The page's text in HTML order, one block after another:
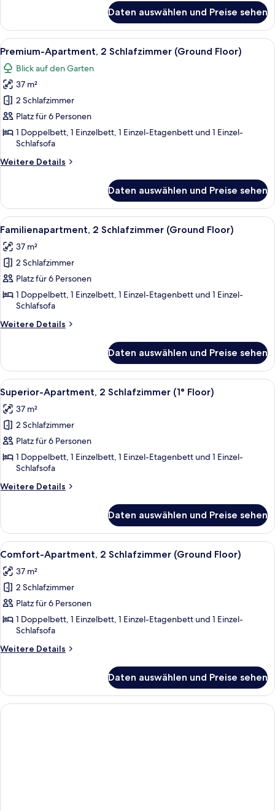
anzeigen
Apartment,
2 Schlafzimmer
(Easy
Floor)
Daten auswählen und Preise sehen
Alle
Fotos
für
Premium-
Apartment,
2 Schlafzimmer
(Ground
Floor)
anzeigen
Ein Hotelzimmer mit einem Bett,
4
Premium-Apartment, 2 Schlafzimmer (Ground Floor)
Blick auf den Garten
37 m²
2 Schlafzimmer
Platz für 6 Personen
1 Doppelbett, 1 Einzelbett, 1 Einzel-Etagenbett und 1 Einzel-
Schlafsofa
Weitere Details
Weitere
Apartment,
2 Schlafzimmer
(Ground
Daten auswählen und Preise sehen
Alle
Fotos
für
Familienapartment,
2 Schlafzimmer
(Ground
Floor)
anzeigen
Eine moderne Küche mit Esstisch,
3
Familienapartment, 2 Schlafzimmer (Ground Floor)
37 m²
2 Schlafzimmer
Platz für 6 Personen
1 Doppelbett, 1 Einzelbett, 1 Einzel-Etagenbett und 1 Einzel-
Schlafsofa
Weitere Details
Weitere
2 Schlafzimmer
(Ground
Floor)
Daten auswählen und Preise sehen
Alle
Fotos
für
Superior-
Apartment,
2 Schlafzimmer
Floor)
Ein Hotelzimmer mit zwei Betten,
4
Superior-Apartment, 2 Schlafzimmer (1° Floor)
37 m²
2 Schlafzimmer
Platz für 6 Personen
1 Doppelbett, 1 Einzelbett, 1 Einzel-Etagenbett und 1 Einzel-
Schlafsofa
Weitere Details
Weitere
Apartment,
2 Schlafzimmer
(1°
Daten auswählen und Preise sehen
Alle
Fotos
für
Comfort-
Apartment,
2 Schlafzimmer
(Ground
Floor)
Ein Zimmer mit Esstisch, zwei
5
Comfort-Apartment, 2 Schlafzimmer (Ground Floor)
37 m²
2 Schlafzimmer
Platz für 6 Personen
1 Doppelbett, 1 Einzelbett, 1 Einzel-Etagenbett und 1 Einzel-
Schlafsofa
Weitere Details
Weitere
Apartment,
2 Schlafzimmer
(Ground
Daten auswählen und Preise sehen